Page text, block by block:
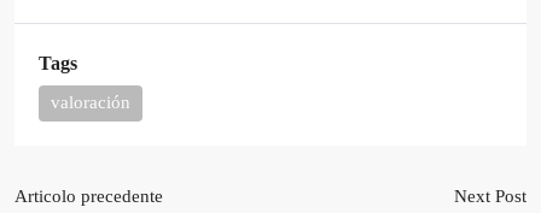
Tags
valoración
Articolo precedente
Next Post